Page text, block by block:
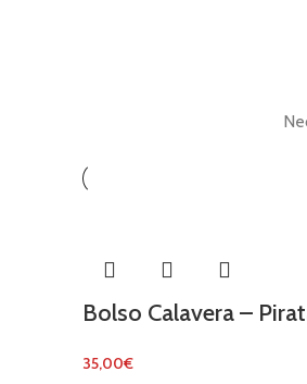
Bolso Calavera –
35,00€